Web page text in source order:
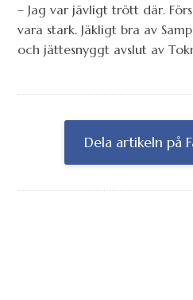
– Jag var jävligt trött där.
vara stark. Jäkligt bra av
och jättesnyggt avslut av
Dela artikeln på